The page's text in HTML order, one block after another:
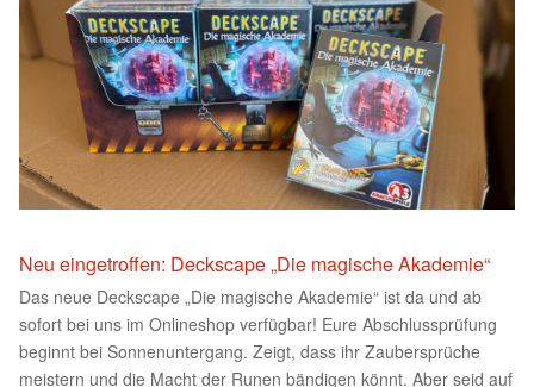
Neu eingetroffen: Deckscape „Die magische Akademie“
Das neue Deckscape „Die magische Akademie“ ist da und ab
sofort bei uns im Onlineshop verfügbar! Eure Abschlussprüfung
beginnt bei Sonnenuntergang. Zeigt, dass ihr Zaubersprüche
meistern und die Macht der Runen bändigen könnt. Aber seid auf